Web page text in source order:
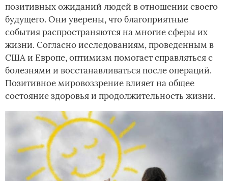
позитивных ожиданий людей в отношении своего
будущего. Они уверены, что благоприятные
события распространяются на многие сферы их
жизни. Согласно исследованиям, проведенным в
США и Европе, оптимизм помогает справляться с
болезнями и восстанавливаться после операций.
Позитивное мировоззрение влияет на общее
состояние здоровья и продолжительность жизни.